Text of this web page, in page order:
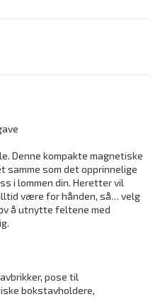
Denne kompakte magnetiske
samme som det opprinnelige
i lommen din. Heretter vil
være for hånden, så… velg
å utnytte feltene med
pose til
bokstavholdere,